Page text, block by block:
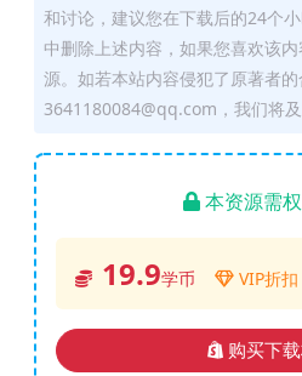
和讨论，建议您在下载后的24个
中删除上述内容，如果您喜欢该
源。如若本站内容侵犯了原著者
3641180084@qq.com，我们将及
本资源需
19.9学币 VIP折扣
购买下